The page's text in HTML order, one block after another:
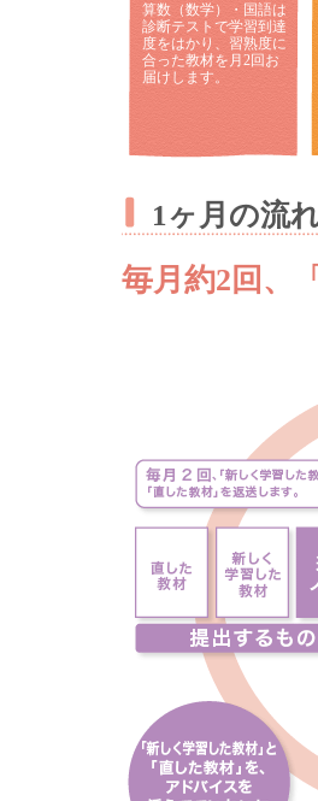
算数（数学）・国語は
診断テストで学習到達
度をはかり、習熟度に
合った教材を月2回お
届けします。
1ヶ月の流
毎月約2回、